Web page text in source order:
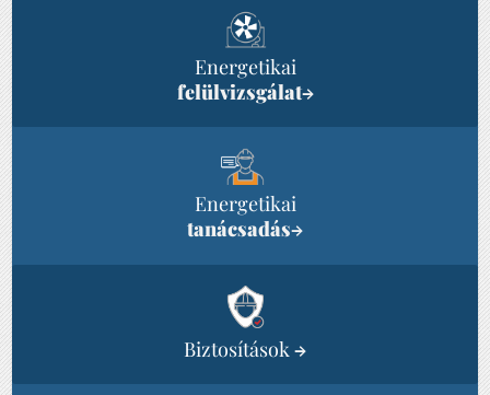
Energetikai
felülvizsgálat→
Energetikai
tanácsadás→
Biztosítások →